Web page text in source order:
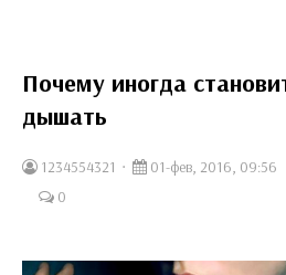
Почему иногда
дышать
1234554321 01-фев, 2016, 09:56
0